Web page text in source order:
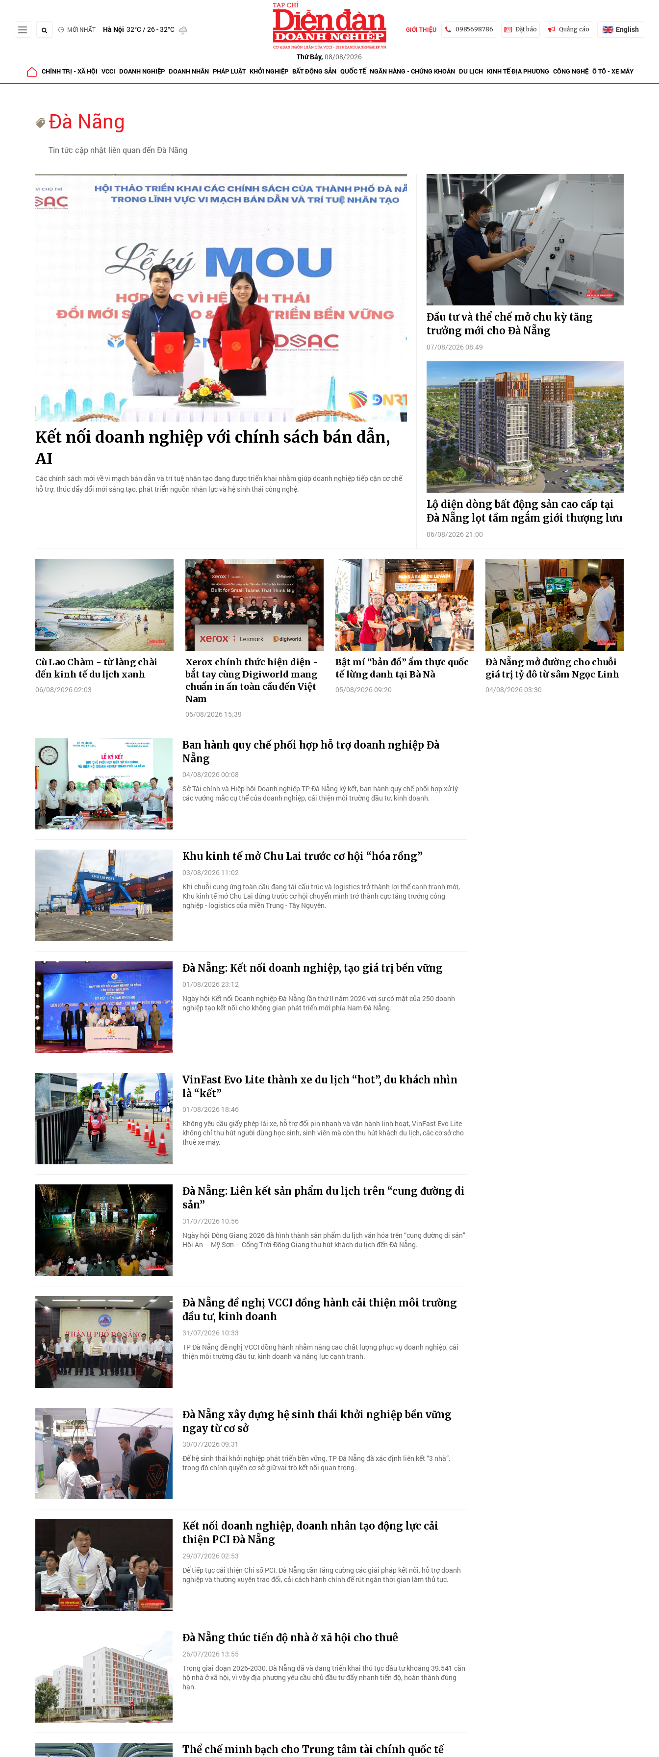
MỚI NHẤT Hà Nội 32°C/ 26 - 32°C
Thứ Bảy, 08/08/2026
GIỚI THIỆU 0985698786 Đặt báo Quảng cáo English
CHÍNH TRỊ - XÃ HỘI VCCI DOANH NGHIỆP DOANH NHÂN PHÁP LUẬT KHỞI NGHIỆP BẤT ĐỘNG SẢN QUỐC TẾ NGÂN HÀNG - CHỨNG KHOÁN DU LỊCH KINH TẾ ĐỊA PHƯƠNG CÔNG NGHỆ Ô TÔ - XE MÁY
Đà Nãng
Tin tức cập nhật liên quan đến Đà Nãng
Kết nối doanh nghiệp với chính sách bán dẫn,
AI
Các chính sách mới về vi mạch bán dẫn và trí tuệ nhân tạo đang được triển khai nhằm giúp doanh nghiệp tiếp cận cơ chế
hỗ trợ, thúc đẩy đổi mới sáng tạo, phát triển nguồn nhân lực và hệ sinh thái công nghệ.
Đầu tư và thể chế mở chu kỳ tăng
trưởng mới cho Đà Nẵng
07/08/2026 08:49
Lộ diện dòng bất động sản cao cấp tại
Đà Nẵng lọt tầm ngắm giới thượng lưu
06/08/2026 21:00
Cù Lao Chàm - từ làng chài
đến kinh tế du lịch xanh
06/08/2026 02:03
Xerox chính thức hiện diện -
bắt tay cùng Digiworld mang
chuẩn in ấn toàn cầu đến Việt
Nam
05/08/2026 15:39
Bật mí “bản đồ” ẩm thực quốc
tế lừng danh tại Bà Nà
05/08/2026 09:20
Đà Nẵng mở đường cho chuỗi
giá trị tỷ đô từ sâm Ngọc Linh
04/08/2026 03:30
Ban hành quy chế phối hợp hỗ trợ doanh nghiệp Đà
Nẵng
04/08/2026 00:08
Sở Tài chính và Hiệp hội Doanh nghiệp TP Đà Nẵng ký kết, ban hành quy chế phối hợp xử lý
các vướng mắc cụ thể của doanh nghiệp, cải thiện môi trường đầu tư, kinh doanh.
Khu kinh tế mở Chu Lai trước cơ hội “hóa rồng”
03/08/2026 11:02
Khi chuỗi cung ứng toàn cầu đang tái cấu trúc và logistics trở thành lợi thế cạnh tranh mới,
Khu kinh tế mở Chu Lai đứng trước cơ hội chuyển mình trở thành cực tăng trưởng công
nghiệp - logistics của miền Trung - Tây Nguyên.
Đà Nẵng: Kết nối doanh nghiệp, tạo giá trị bền vững
01/08/2026 23:12
Ngày hội Kết nối Doanh nghiệp Đà Nẵng lần thứ II năm 2026 với sự có mặt của 250 doanh
nghiệp tạo kết nối cho không gian phát triển mới phía Nam Đà Nẵng.
VinFast Evo Lite thành xe du lịch “hot”, du khách nhìn
là “kết”
01/08/2026 18:46
Không yêu cầu giấy phép lái xe, hỗ trợ đổi pin nhanh và vận hành linh hoạt, VinFast Evo Lite
không chỉ thu hút người dùng học sinh, sinh viên mà còn thu hút khách du lịch, các cơ sở cho
thuê xe máy.
Đà Nẵng: Liên kết sản phẩm du lịch trên “cung đường di
sản”
31/07/2026 10:56
Ngày hội Đông Giang 2026 đã hình thành sản phẩm du lịch văn hóa trên “cung đường di sản”
Hội An – Mỹ Sơn – Cổng Trời Đông Giang thu hút khách du lịch đến Đà Nẵng.
Đà Nẵng đề nghị VCCI đồng hành cải thiện môi trường
đầu tư, kinh doanh
31/07/2026 10:33
TP Đà Nẵng đề nghị VCCI đồng hành nhằm nâng cao chất lượng phục vụ doanh nghiệp, cải
thiện môi trường đầu tư, kinh doanh và năng lực cạnh tranh.
Đà Nẵng xây dựng hệ sinh thái khởi nghiệp bền vững
ngay từ cơ sở
30/07/2026 09:31
Để hệ sinh thái khởi nghiệp phát triển bền vững, TP Đà Nẵng đã xác định liên kết “3 nhà”,
trong đó chính quyền cơ sở giữ vai trò kết nối quan trọng.
Kết nối doanh nghiệp, doanh nhân tạo động lực cải
thiện PCI Đà Nẵng
29/07/2026 02:53
Để tiếp tục cải thiện Chỉ số PCI, Đà Nẵng cần tăng cường các giải pháp kết nối, hỗ trợ doanh
nghiệp và thường xuyên trao đổi, cải cách hành chính để rút ngắn thời gian làm thủ tục.
Đà Nẵng thúc tiến độ nhà ở xã hội cho thuê
26/07/2026 13:55
Trong giai đoạn 2026-2030, Đà Nẵng đã và đang triển khai thủ tục đầu tư khoảng 39.541 căn
hộ nhà ở xã hội, vì vậy địa phương yêu cầu chủ đầu tư đẩy nhanh tiến độ, hoàn thành đúng
hạn.
Thể chế minh bạch cho Trung tâm tài chính quốc tế